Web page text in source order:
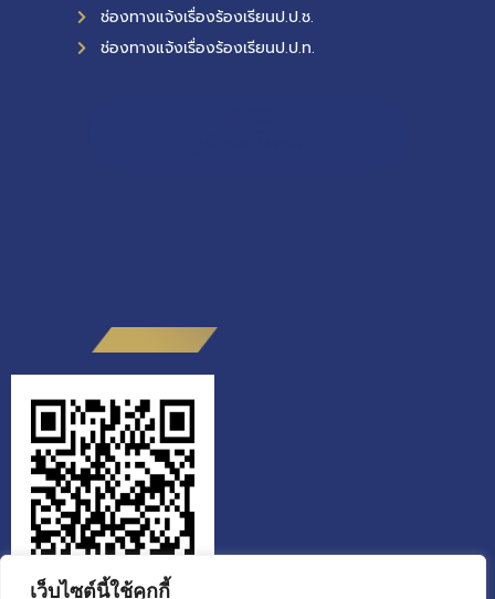
เว็บไซต์นี้ใช้คุกกี้
ช่องทางแจ้งเรื่องร้องเรียนป.ป.ช.
ช่องทางแจ้งเรื่องร้องเรียนป.ป.ท.